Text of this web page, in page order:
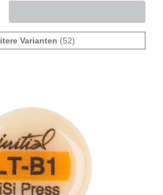
Varianten (52)